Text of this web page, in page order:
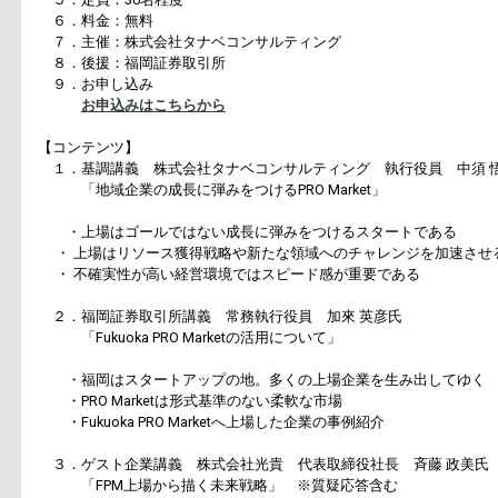
６．料金：無料
７．主催：株式会社タナベコンサルティング
８．後援：福岡証券取引所
９．お申し込み
お申込みはこちらから
【コンテンツ】
１．基調講義 株式会社タナベコンサルティング 執行役員 中須
「地域企業の成長に弾みをつけるPRO Market」
・上場はゴールではない成長に弾みをつけるスタートである
・ 上場はリソース獲得戦略や新たな領域へのチャレンジを加速させ
・ 不確実性が高い経営環境ではスピード感が重要である
２．福岡証券取引所講義 常務執行役員 加來 英彦氏
「Fukuoka PRO Marketの活用について」
・福岡はスタートアップの地。多くの上場企業を生み出してゆく
・PRO Marketは形式基準のない柔軟な市場
・Fukuoka PRO Marketへ上場した企業の事例紹介
３．ゲスト企業講義 株式会社光貴 代表取締役社長 斉藤 政美氏
「FPM上場から描く未来戦略」 ※質疑応答含む